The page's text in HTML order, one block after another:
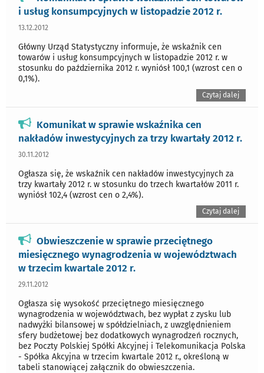
i usług konsumpcyjnych w listopadzie 2012 r.
13.12.2012
Główny Urząd Statystyczny informuje, że wskaźnik cen
towarów i usług konsumpcyjnych w listopadzie 2012 r. w
stosunku do października 2012 r. wyniósł 100,1 (wzrost cen o
0,1%).
Czytaj dalej
Komunikat w sprawie wskaźnika cen
nakładów inwestycyjnych za trzy kwartały 2012 r.
30.11.2012
Ogłasza się, że wskaźnik cen nakładów inwestycyjnych za
trzy kwartały 2012 r. w stosunku do trzech kwartałów 2011 r.
wyniósł 102,4 (wzrost cen o 2,4%).
Czytaj dalej
Obwieszczenie w sprawie przeciętnego
miesięcznego wynagrodzenia w województwach
w trzecim kwartale 2012 r.
29.11.2012
Ogłasza się wysokość przeciętnego miesięcznego
wynagrodzenia w województwach, bez wypłat z zysku lub
nadwyżki bilansowej w spółdzielniach, z uwzględnieniem
sfery budżetowej bez dodatkowych wynagrodzeń rocznych,
bez Poczty Polskiej Spółki Akcyjnej i Telekomunikacja Polska
- Spółka Akcyjna w trzecim kwartale 2012 r., określoną w
tabeli stanowiącej załącznik do obwieszczenia.